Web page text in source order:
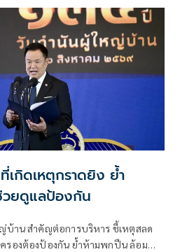
กิดเหตุกราดยิง ย้ำ
ยดูแลป้องกัน
าน สำคัญต่อการบริหาร ชี้เหตุสลด
รองต้องป้องกัน ย้ำห้ามพกปืน ล้อม